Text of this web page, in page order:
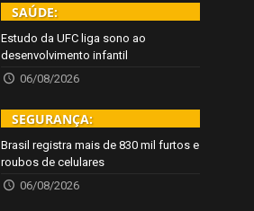
SAÚDE:
Estudo da UFC liga sono ao
desenvolvimento infantil
06/08/2026
SEGURANÇA:
Brasil registra mais de 830 mil furtos e
roubos de celulares
06/08/2026